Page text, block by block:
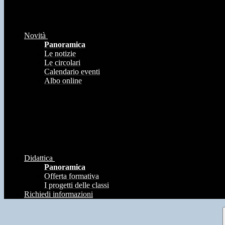
Novità
Panoramica
Le notizie
Le circolari
Calendario eventi
Albo online
Didattica
Panoramica
Offerta formativa
I progetti delle classi
Richiedi informazioni